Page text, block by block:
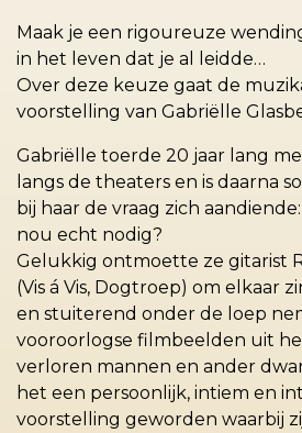
Maak je een rigoureuze
in het leven dat je al leidde…
Over deze keuze gaat de
voorstelling van Gabriëlle
Gabriëlle toerde 20 jaar lang
langs de theaters en is daarna
bij haar de vraag zich
nou echt nodig?
Gelukkig ontmoette ze gitarist
(Vis á Vis, Dogtroep) om elkaar
en stuiterend onder de loep
vooroorlogse filmbeelden uit
verloren mannen en ander
het een persoonlijk, intiem en
voorstelling geworden waarbij